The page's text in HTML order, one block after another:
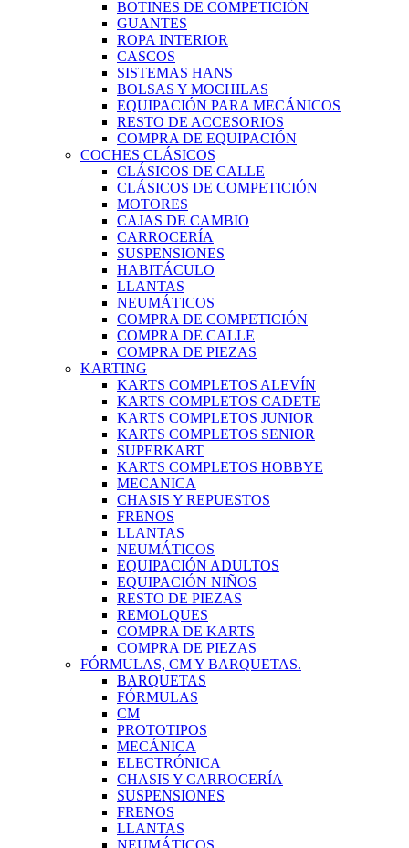
BOTINES DE COMPETICIÓN
GUANTES
ROPA INTERIOR
CASCOS
SISTEMAS HANS
BOLSAS Y MOCHILAS
EQUIPACIÓN PARA MECÁNICOS
RESTO DE ACCESORIOS
COMPRA DE EQUIPACIÓN
COCHES CLÁSICOS
CLÁSICOS DE CALLE
CLÁSICOS DE COMPETICIÓN
MOTORES
CAJAS DE CAMBIO
CARROCERÍA
SUSPENSIONES
HABITÁCULO
LLANTAS
NEUMÁTICOS
COMPRA DE COMPETICIÓN
COMPRA DE CALLE
COMPRA DE PIEZAS
KARTING
KARTS COMPLETOS ALEVÍN
KARTS COMPLETOS CADETE
KARTS COMPLETOS JUNIOR
KARTS COMPLETOS SENIOR
SUPERKART
KARTS COMPLETOS HOBBYE
MECANICA
CHASIS Y REPUESTOS
FRENOS
LLANTAS
NEUMÁTICOS
EQUIPACIÓN ADULTOS
EQUIPACIÓN NIÑOS
RESTO DE PIEZAS
REMOLQUES
COMPRA DE KARTS
COMPRA DE PIEZAS
FÓRMULAS, CM Y BARQUETAS.
BARQUETAS
FÓRMULAS
CM
PROTOTIPOS
MECÁNICA
ELECTRÓNICA
CHASIS Y CARROCERÍA
SUSPENSIONES
FRENOS
LLANTAS
NEUMÁTICOS